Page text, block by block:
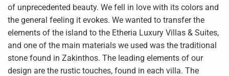
of unprecedented beauty. We fell in love with its colors and
the general feeling it evokes. We wanted to transfer the
elements of the island to the Etheria Luxury Villas & Suites,
and one of the main materials we used was the traditional
stone found in Zakinthos. The leading elements of our
design are the rustic touches, found in each villa. The